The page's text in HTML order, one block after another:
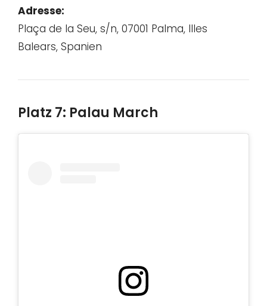
Adresse:
Plaça de la Seu, s/n, 07001 Palma, Illes
Balears, Spanien
Platz 7: Palau March